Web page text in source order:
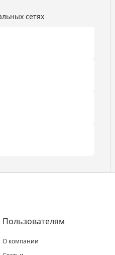
сетях
Пользователям
О компании